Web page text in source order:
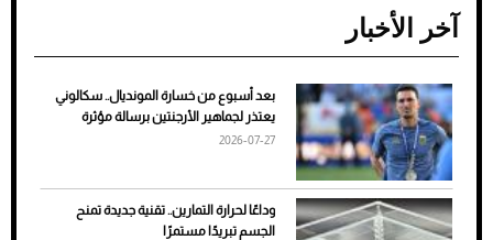
ضعف تبريد مكيف السيارة عند الوقوف.. أشهر
الأسباب والحلول
آخر الأخبار
بعد أسبوع من خسارة المونديال.. سكالوني
يعتذر لجماهير الأرجنتين برسالة مؤثرة
2026-07-27
وداعًا لحرارة التمارين.. تقنية جديدة تمنح
الجسم تبريدًا مستمرًا